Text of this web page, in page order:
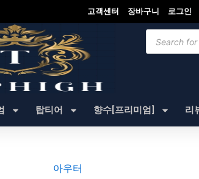
고객센터 장바구니 로그인
search
탑티어 향수[프리미엄] 리
아우터